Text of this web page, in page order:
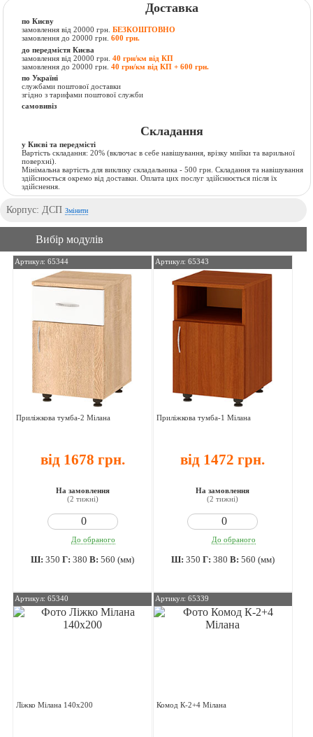
Доставка
по Києву
замовлення від 20000 грн.БЕЗКОШТОВНО
замовлення до 20000 грн.600 грн.
до передмістя Києва
замовлення від 20000 грн.40 грн/км від КП
замовлення до 20000 грн.40 грн/км від КП + 600 грн.
по Україні
службами поштової доставки
згідно з тарифами поштової служби
самовивіз
Складання
у Києві та передмісті
Вартість складання:20% (включає в себе навішування, врізку мийки та варильної
поверхні).
Мінімальна вартість для виклику складальника - 500 грн. Складання та навішування
здійснюється окремо від доставки. Оплата цих послуг здійснюється після їх
здійснення.
Корпус: ДСПЗмінити
Вибір модулів
Артикул: 65344
Приліжкова тумба-2 Мілана
від 1678 грн.
На замовлення
(2 тижні)
До обраного
Ш:350 Г:380 В:560 (мм)
Артикул: 65343
Приліжкова тумба-1 Мілана
від 1472 грн.
На замовлення
(2 тижні)
До обраного
Ш: 350 Г: 380 В: 560 (мм)
Артикул: 65340
Ліжко Мілана 140х200
Артикул: 65339
Комод К-2+4 Мілана